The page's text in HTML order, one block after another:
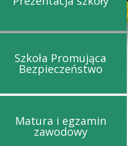
Biblioteka Facebook
Przejdź na
Szkolny Doradca
Przejdź na
Szkoła Promująca
Bezpieczeństwo
Erasmus+Przejdź na
Matura i egzamin
zawodowy